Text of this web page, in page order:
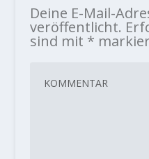
Deine E-Mail-
veröffentlicht.
sind mit *